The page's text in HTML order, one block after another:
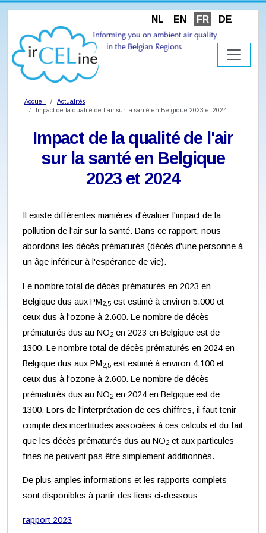
NL EN FR DE
Accueil
Actualités
Impact de la qualité de l'air sur la santé en Belgique 2023 et 2024
Impact de la qualité de l'air
sur la santé en Belgique
2023 et 2024
Il existe différentes manières d'évaluer l'impact de la
pollution de l'air sur la santé. Dans ce rapport, nous
abordons les décès prématurés (décès d'une personne à
un âge inférieur à l'espérance de vie).
Le nombre total de décès prématurés en 2023 en
Belgique dus aux PM2,5 est estimé à environ 5.000 et
ceux dus à l'ozone à 2.600. Le nombre de décès
prématurés dus au NO2 en 2023 en Belgique est de
1300. Le nombre total de décès prématurés en 2024 en
Belgique dus aux PM2,5 est estimé à environ 4.100 et
ceux dus à l'ozone à 2.600. Le nombre de décès
prématurés dus au NO2 en 2024 en Belgique est de
1300. Lors de l'interprétation de ces chiffres, il faut tenir
compte des incertitudes associées à ces calculs et du fait
que les décès prématurés dus au NO2 et aux particules
fines ne peuvent pas être simplement additionnés.
De plus amples informations et les rapports complets
sont disponibles à partir des liens ci-dessous :
rapport 2023